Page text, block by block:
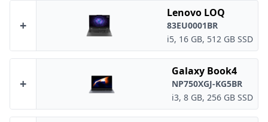
+
Lenovo LOQ
83EU0001BR
i5, 16 GB, 512 GB SSD
+
Galaxy Book4
NP750XGJ-KG5BR
i3, 8 GB, 256 GB SSD